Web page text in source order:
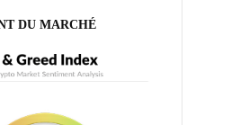
DU MARCHÉ